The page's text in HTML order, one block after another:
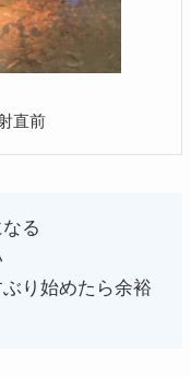
直前
る
り始めたら余裕